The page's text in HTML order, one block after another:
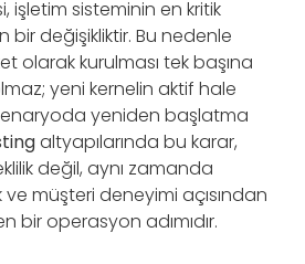
işletim sisteminin en kritik
bir değişikliktir. Bu nedenle
olarak kurulması tek başına
yeni kernelin aktif hale
yeniden başlatma
altyapılarında bu karar,
değil, aynı zamanda
ve müşteri deneyimi açısından
bir operasyon adımıdır.